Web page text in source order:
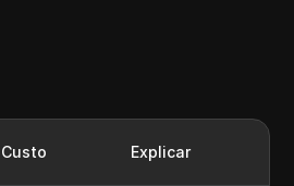
Custo Explicar